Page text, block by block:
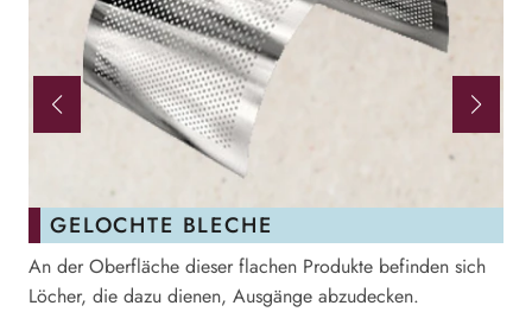
GELOCHTE BLECHE
An der Oberfläche dieser flachen Produkte befinden sich
Löcher, die dazu dienen, Ausgänge abzudecken.